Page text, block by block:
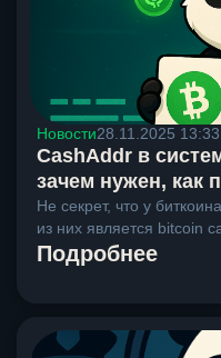
Новости28.11.2025 13:33
CashAddr в
зачем нужен, как
Не секрет, что у
из них является bitcoin
Подробнее